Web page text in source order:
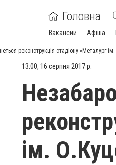
Головна
Вакансии Афіша
реконструкція стадіону «Металург
13:00, 16 серпня 2017 р.
ім.